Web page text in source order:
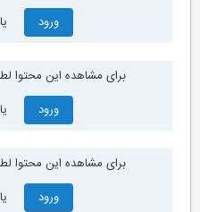
ورود
برای مشاهده این محتوا
ورود
برای مشاهده این محتوا
ورود